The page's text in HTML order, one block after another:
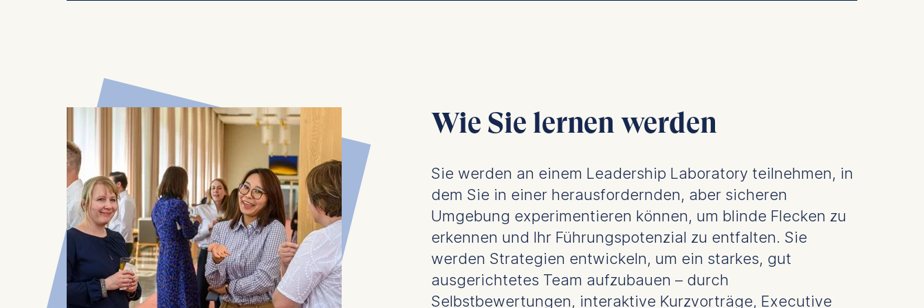
Wie Sie lernen werden
Sie werden an einem Leadership Laboratory teilnehmen, in
dem Sie in einer herausfordernden, aber sicheren
Umgebung experimentieren können, um blinde Flecken zu
erkennen und Ihr Führungspotenzial zu entfalten. Sie
werden Strategien entwickeln, um ein starkes, gut
ausgerichtetes Team aufzubauen – durch
Selbstbewertungen, interaktive Kurzvorträge, Executive
Cookies contained in this category are: